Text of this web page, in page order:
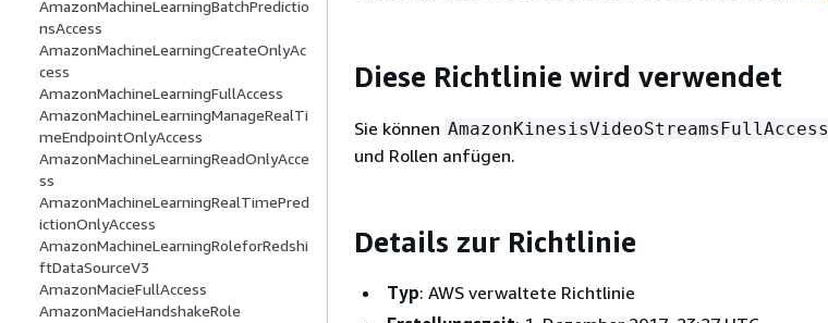
AmazonMachineLearningBatchPredictio
nsAccess
AmazonMachineLearningCreateOnlyAc
cess
AmazonMachineLearningFullAccess
AmazonMachineLearningManageRealTi
meEndpointOnlyAccess
AmazonMachineLearningReadOnlyAcce
ss
AmazonMachineLearningRealTimePred
ictionOnlyAccess
AmazonMachineLearningRoleforRedshi
ftDataSourceV3
AmazonMacieFullAccess
AmazonMacieHandshakeRole
Diese Richtlinie wird verwendet
Sie können AmazonKinesisVideoStreamsFullAccess
und Rollen anfügen.
Details zur Richtlinie
Typ: AWS verwaltete Richtlinie